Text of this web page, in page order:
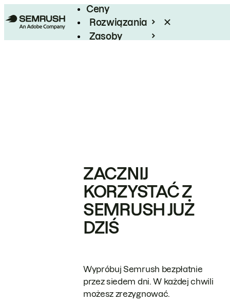
Ceny
Rozwiązania
Zasoby
ZACZNIJ
KORZYSTAĆ Z
SEMRUSH JUŻ
DZIŚ
Wypróbuj Semrush bezpłatnie
przez siedem dni. W każdej chwili
możesz zrezygnować.